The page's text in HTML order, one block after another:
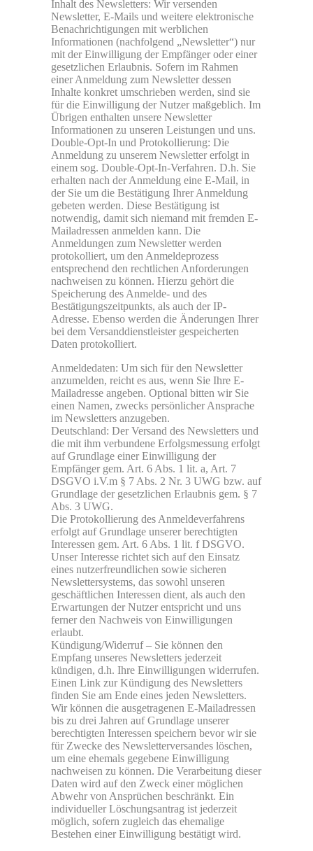
Inhalt des Newsletters: Wir versenden
Newsletter, E-Mails und weitere elektronische
Benachrichtigungen mit werblichen
Informationen (nachfolgend „Newsletter“) nur
mit der Einwilligung der Empfänger oder einer
gesetzlichen Erlaubnis. Sofern im Rahmen
einer Anmeldung zum Newsletter dessen
Inhalte konkret umschrieben werden, sind sie
für die Einwilligung der Nutzer maßgeblich. Im
Übrigen enthalten unsere Newsletter
Informationen zu unseren Leistungen und uns.
Double-Opt-In und Protokollierung: Die
Anmeldung zu unserem Newsletter erfolgt in
einem sog. Double-Opt-In-Verfahren. D.h. Sie
erhalten nach der Anmeldung eine E-Mail, in
der Sie um die Bestätigung Ihrer Anmeldung
gebeten werden. Diese Bestätigung ist
notwendig, damit sich niemand mit fremden E-
Mailadressen anmelden kann. Die
Anmeldungen zum Newsletter werden
protokolliert, um den Anmeldeprozess
entsprechend den rechtlichen Anforderungen
nachweisen zu können. Hierzu gehört die
Speicherung des Anmelde- und des
Bestätigungszeitpunkts, als auch der IP-
Adresse. Ebenso werden die Änderungen Ihrer
bei dem Versanddienstleister gespeicherten
Daten protokolliert.
Anmeldedaten: Um sich für den Newsletter
anzumelden, reicht es aus, wenn Sie Ihre E-
Mailadresse angeben. Optional bitten wir Sie
einen Namen, zwecks persönlicher Ansprache
im Newsletters anzugeben.
Deutschland: Der Versand des Newsletters und
die mit ihm verbundene Erfolgsmessung erfolgt
auf Grundlage einer Einwilligung der
Empfänger gem. Art. 6 Abs. 1 lit. a, Art. 7
DSGVO i.V.m § 7 Abs. 2 Nr. 3 UWG bzw. auf
Grundlage der gesetzlichen Erlaubnis gem. § 7
Abs. 3 UWG.
Die Protokollierung des Anmeldeverfahrens
erfolgt auf Grundlage unserer berechtigten
Interessen gem. Art. 6 Abs. 1 lit. f DSGVO.
Unser Interesse richtet sich auf den Einsatz
eines nutzerfreundlichen sowie sicheren
Newslettersystems, das sowohl unseren
geschäftlichen Interessen dient, als auch den
Erwartungen der Nutzer entspricht und uns
ferner den Nachweis von Einwilligungen
erlaubt.
Kündigung/Widerruf – Sie können den
Empfang unseres Newsletters jederzeit
kündigen, d.h. Ihre Einwilligungen widerrufen.
Einen Link zur Kündigung des Newsletters
finden Sie am Ende eines jeden Newsletters.
Wir können die ausgetragenen E-Mailadressen
bis zu drei Jahren auf Grundlage unserer
berechtigten Interessen speichern bevor wir sie
für Zwecke des Newsletterversandes löschen,
um eine ehemals gegebene Einwilligung
nachweisen zu können. Die Verarbeitung dieser
Daten wird auf den Zweck einer möglichen
Abwehr von Ansprüchen beschränkt. Ein
individueller Löschungsantrag ist jederzeit
möglich, sofern zugleich das ehemalige
Bestehen einer Einwilligung bestätigt wird.